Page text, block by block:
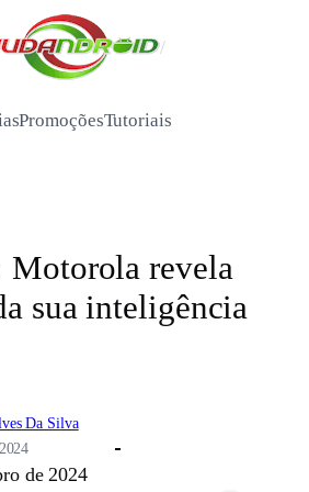
/
PromoçõesTutoriais
revela
sua inteligência
Da Silva
de 2024